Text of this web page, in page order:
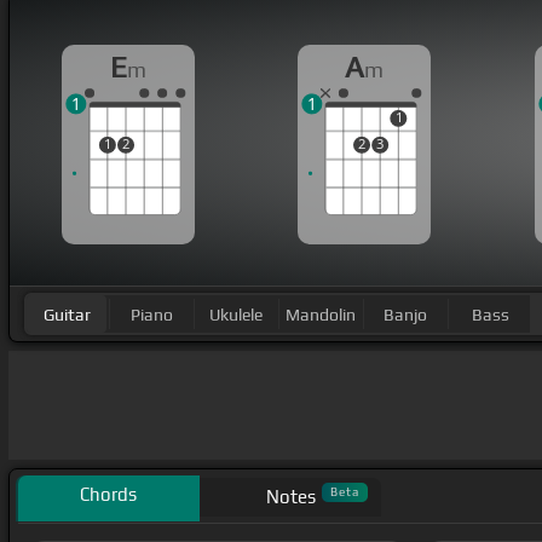
Em
1 2
1
Am
2 3
1
1
Guitar Piano Ukulele Mandolin Banjo Bass
Chords Notes Beta